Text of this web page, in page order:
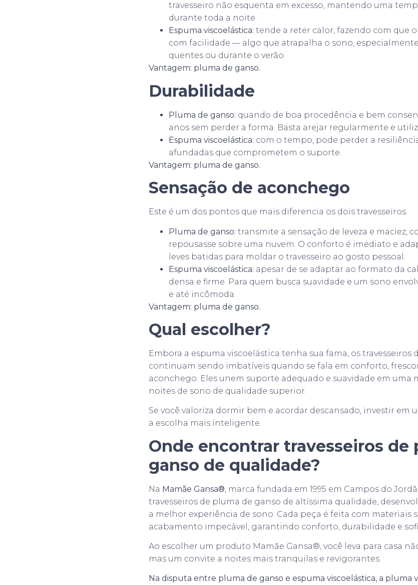
travesseiro não esquenta em excesso, mantendo uma
durante toda a noite.
Espuma viscoelástica: tende a reter calor, fazendo com que
com facilidade — algo que atrapalha o sono,
quentes ou durante o verão.
Vantagem: pluma de ganso.
Durabilidade
Pluma de ganso: quando de boa procedência e bem
anos sem perder a forma. Basta arejar regularmente e
Espuma viscoelástica: com o tempo, pode perder a
afundadas que comprometem o suporte.
Vantagem: pluma de ganso.
Sensação de aconchego
Este é um dos pontos que mais diferencia os dois travesseiros.
Pluma de ganso: transmite a sensação de leveza e maciez,
repousasse sobre uma nuvem. O conforto é imediato e
leves batidas para moldar o travesseiro ao gosto pessoal.
Espuma viscoelástica: apesar de se adaptar ao formato da
densa e firme. Para quem busca suavidade e um sono
e até incômoda.
Vantagem: pluma de ganso.
Qual escolher?
Embora a espuma viscoelástica tenha sua fama, os travesseiros
continuam sendo imbatíveis quando se fala em conforto,
aconchego. Eles unem suporte adequado e suavidade em uma
noites de sono de qualidade superior.
Se você valoriza dormir bem e acordar descansado, investir em
a escolha mais inteligente.
Onde encontrar travesseiros de
ganso de qualidade?
Na Mamãe Gansa® , marca fundada em 1995 em Campos do
travesseiros de pluma de ganso de altíssima qualidade,
a melhor experiência de sono. Cada peça é feita com materiais
acabamento impecável, garantindo conforto, durabilidade e
Ao escolher um produto Mamãe Gansa®, você leva para casa
mas um convite a noites mais tranquilas e revigorantes.
Na disputa entre pluma de ganso e espuma viscoelástica, a pluma